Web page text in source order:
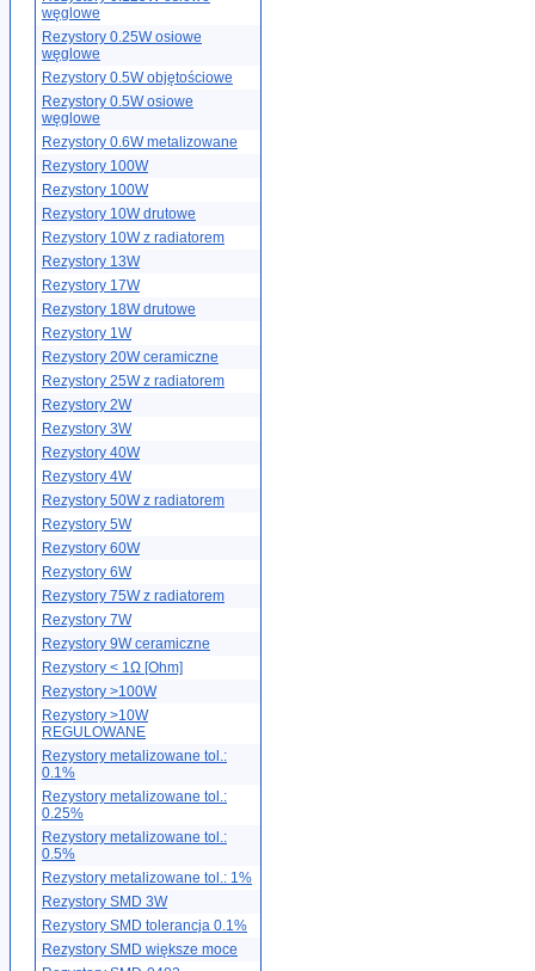
węglowe
Rezystory 0.25W osiowe
węglowe
Rezystory 0.5W objętościowe
Rezystory 0.5W osiowe
węglowe
Rezystory 0.6W metalizowane
Rezystory 100W
Rezystory 100W
Rezystory 10W drutowe
Rezystory 10W z radiatorem
Rezystory 13W
Rezystory 17W
Rezystory 18W drutowe
Rezystory 1W
Rezystory 20W ceramiczne
Rezystory 25W z radiatorem
Rezystory 2W
Rezystory 3W
Rezystory 40W
Rezystory 4W
Rezystory 50W z radiatorem
Rezystory 5W
Rezystory 60W
Rezystory 6W
Rezystory 75W z radiatorem
Rezystory 7W
Rezystory 9W ceramiczne
Rezystory < 1Ω [Ohm]
Rezystory >100W
Rezystory >10W
REGULOWANE
Rezystory metalizowane tol.:
0.1%
Rezystory metalizowane tol.:
0.25%
Rezystory metalizowane tol.:
0.5%
Rezystory metalizowane tol.: 1%
Rezystory SMD 3W
Rezystory SMD tolerancja 0.1%
Rezystory SMD większe moce